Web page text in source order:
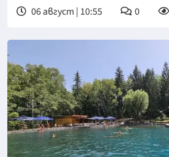
06 август | 10:55 0